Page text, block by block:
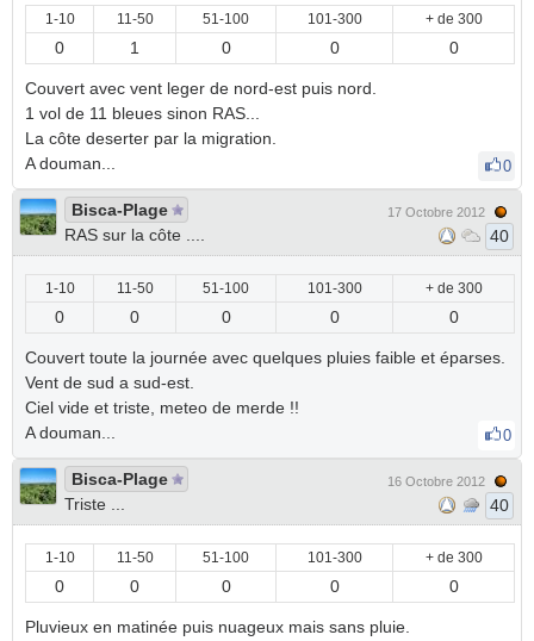
1-10 11-50 51-100 101-300 + de 300
0 1 0 0 0
Couvert avec vent leger de nord-est puis nord.
1 vol de 11 bleues sinon RAS...
La côte deserter par la migration.
A douman...
0
Bisca-Plage
RAS sur la côte ....
17 Octobre 2012
40
1-10 11-50 51-100 101-300 + de 300
0 0 0 0 0
Couvert toute la journée avec quelques pluies faible et éparses.
Vent de sud a sud-est.
Ciel vide et triste, meteo de merde !!
A douman...
0
Bisca-Plage
Triste ...
16 Octobre 2012
40
1-10 11-50 51-100 101-300 + de 300
0 0 0 0 0
Pluvieux en matinée puis nuageux mais sans pluie.